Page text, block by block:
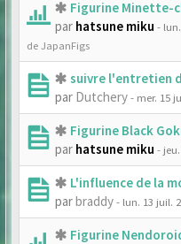
Figurine Minette-
par hatsune miku -
de JapanFigs
suivre l'entretien
par Dutchery- mer. 15
Figurine Black
par hatsune miku -
L'influence de la
parbraddy- lun. 13 juil.
Figurine